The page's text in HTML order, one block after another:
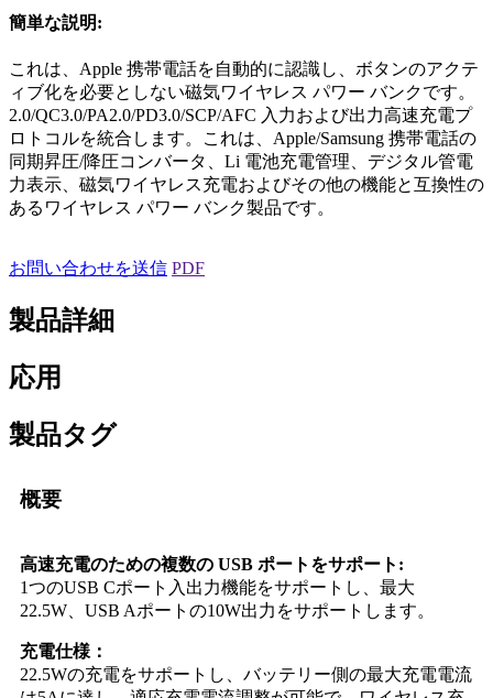
簡単な説明:
これは、Apple 携帯電話を自動的に認識し、ボタンのアクテ
ィブ化を必要としない磁気ワイヤレス パワー バンクです。
2.0/QC3.0/PA2.0/PD3.0/SCP/AFC 入力および出力高速充電プ​​
ロトコルを統合します。これは、Apple/Samsung 携帯電話の
同期昇圧/降圧コンバータ、Li 電池充電管理、デジタル管電
力表示、磁気ワイヤレス充電およびその他の機能と互換性の
あるワイヤレス パワー バンク製品です。
お問い合わせを送信 PDF
製品詳細
応用
製品タグ
概要
高速充電のための複数の USB ポートをサポート:
1つのUSB Cポート入出力機能をサポートし、最大
22.5W、USB Aポートの10W出力をサポートします。
充電仕様：
22.5Wの充電をサポートし、バッテリー側の最大充電電流